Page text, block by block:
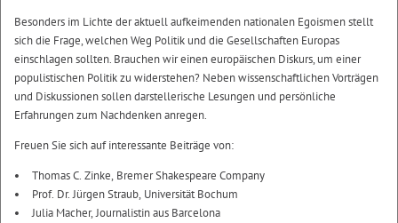
Besonders im Lichte der aktuell aufkeimenden nationalen Egoismen stellt
sich die Frage, welchen Weg Politik und die Gesellschaften Europas
einschlagen sollten. Brauchen wir einen europäischen Diskurs, um einer
populistischen Politik zu widerstehen? Neben wissenschaftlichen Vorträgen
und Diskussionen sollen darstellerische Lesungen und persönliche
Erfahrungen zum Nachdenken anregen.
Freuen Sie sich auf interessante Beiträge von:
Thomas C. Zinke, Bremer Shakespeare Company
Prof. Dr. Jürgen Straub, Universität Bochum
Julia Macher, Journalistin aus Barcelona